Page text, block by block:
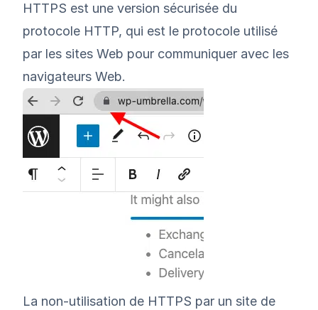
HTTPS est une version sécurisée du
protocole HTTP, qui est le protocole utilisé
par les sites Web pour communiquer avec les
navigateurs Web.
La non-utilisation de HTTPS par un site de